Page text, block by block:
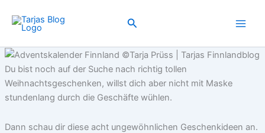
Inhalt
springen
Suchen
Du bist noch auf der Suche nach richtig tollen
Weihnachtsgeschenken, willst dich aber nicht mit Maske
stundenlang durch die Geschäfte wühlen.
Dann schau dir diese acht ungewöhnlichen Geschenkideen an.